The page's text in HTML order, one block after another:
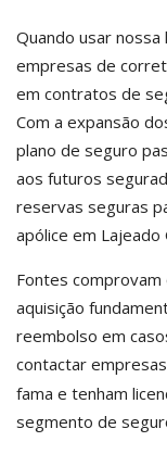
Quando usar
empresas de
em contratos de
Com a expansão
plano de seguro
aos futuros
reservas seguras
apólice em Lajeado
Fontes
aquisição
reembolso em
contactar
fama e tenham
segmento de